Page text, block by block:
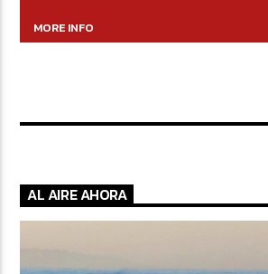
MORE INFO
AL AIRE AHORA